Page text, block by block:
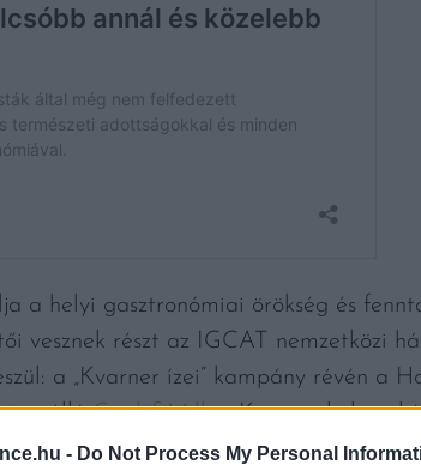
- Do Not Process My Personal
a helyi gasztronómiai örökség és
vesznek részt az IGCAT nemzetközi
a „Kvarner ízei” kampány révén a
önállóGault&MillauKvarner kalauz
on, valamint a Taste the